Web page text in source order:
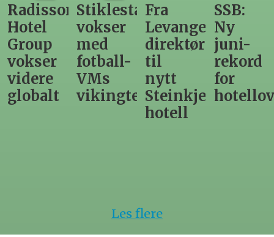
Stiklestad
vokser
med
fotball-
VMs
vikingtematikk
Fra
Levanger-
direktør
til
nytt
Steinkjer-
SSB:
Ny
juni-
rekord
for
Elendig
gir
utslag
for
Les flere